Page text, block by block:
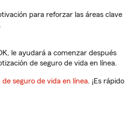
para reforzar las áreas clave
le ayudará a comenzar después
de seguro de vida en línea.
seguro de vida en línea. ¡Es rápido